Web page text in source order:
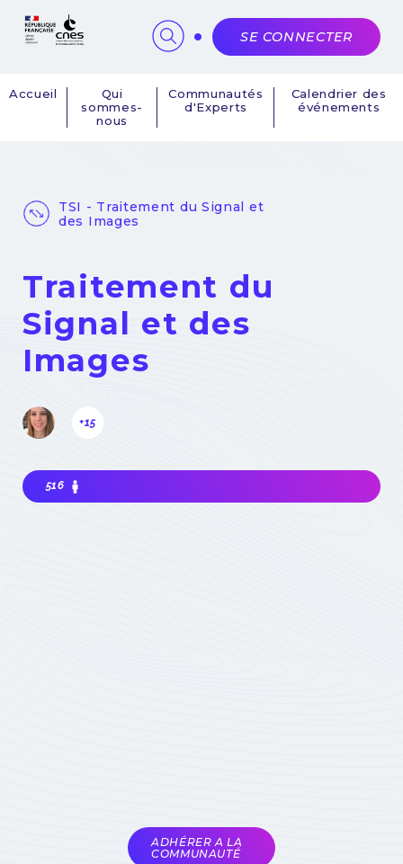
Navigation
Accueil
Qui
sommes-
nous
Communautés
d'Experts
Calendrier des
événements
SE CONNECTER
TSI - Traitement du Signal et
des Images
Traitement du
Signal et des
Images
+15
516
ADHÉRER A LA
COMMUNAUTÉ